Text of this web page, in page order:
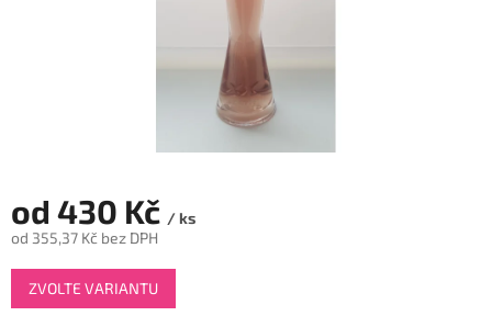
od 430 Kč / ks
od 355,37 Kč bez DPH
Měrná
cena:
ZVOLTE VARIANTU